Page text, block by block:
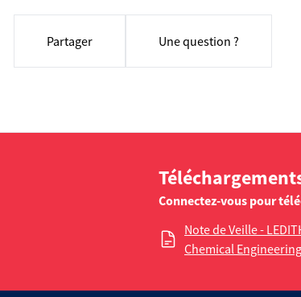
Partager Une question ?
Connectez-vous pour
Note de Veille -
Chemical Engineering